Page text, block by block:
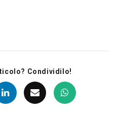
Condividilo!